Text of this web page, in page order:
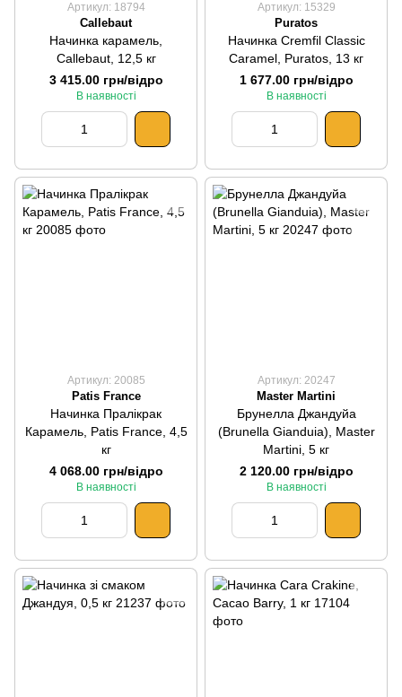
Артикул: 18794
Callebaut
Начинка карамель,
Callebaut, 12,5 кг
3 415.00 грн/відро
В наявності
Артикул: 15329
Puratos
Начинка Cremfil Classic
Caramel, Puratos, 13 кг
1 677.00 грн/відро
В наявності
Артикул: 20085
Patis France
Начинка Пралікрак
Карамель, Patis France, 4,5
кг
4 068.00 грн/відро
В наявності
Артикул: 20247
Master Martini
Брунелла Джандуйа
(Brunella Gianduia), Master
Martini, 5 кг
2 120.00 грн/відро
В наявності